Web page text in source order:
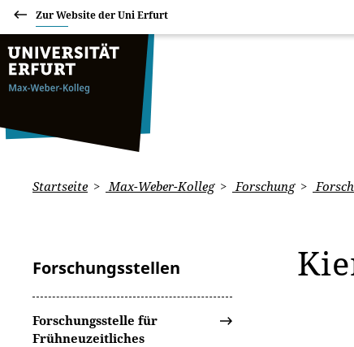
Zur Website der Uni Erfurt
Startseite Max-Weber-Kolleg Forschung
Forschungsstellen
Forschungsstelle für
Frühneuzeitliches